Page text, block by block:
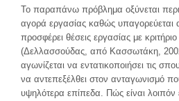
Το παραπάνω πρόβλημα οξύνεται
αγορά εργασίας καθώς υπαγορεύεται
προσφέρει θέσεις εργασίας με
(Δελλασσούδας, από Κασσωτάκη,
αγωνίζεται να εντατικοποιήσει τις
να αντεπεξέλθει στον ανταγωνισμό
υψηλότερα επίπεδα. Πώς είναι